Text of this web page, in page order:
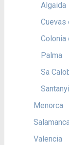
Algaida
Cuevas
Colonia
Palma
Sa
Santanyi
Menorca
Valencia